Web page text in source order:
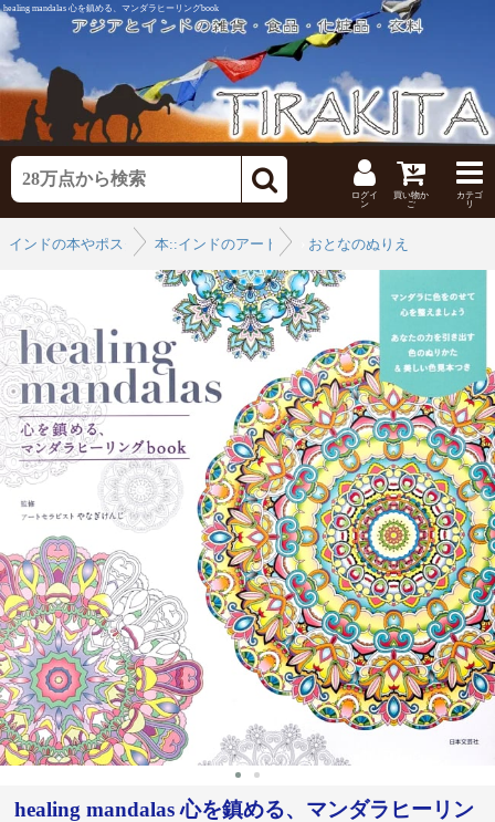
healing mandalas 心を鎮める、マンダラヒーリングbook
ログイ
ン
買い物か
ご
カテゴ
リ
インドの本やポスター 本::インドのアート書・写真集おとなのぬりえ
healing mandalas 心を鎮める、マンダラヒーリン